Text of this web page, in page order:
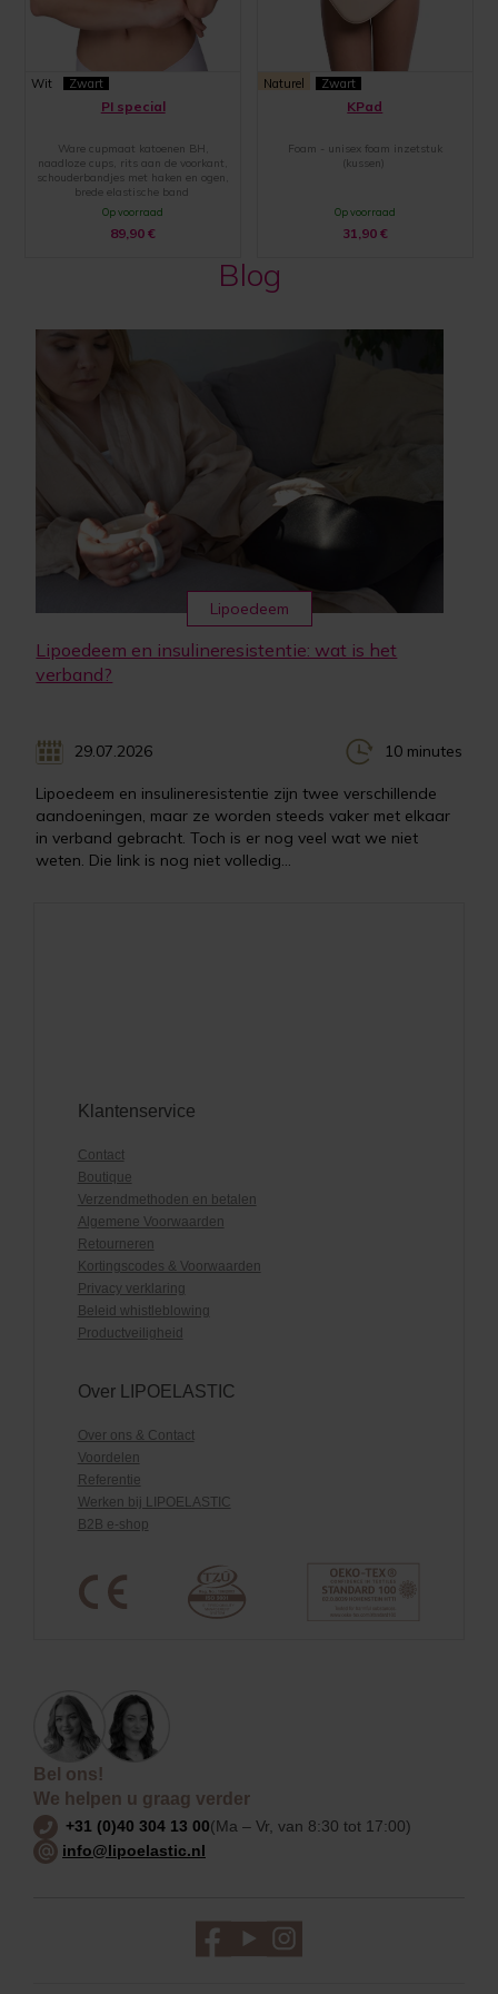
Wit Zwart
PI special
Ware cupmaat katoenen BH,
naadloze cups, rits aan de voorkant,
schouderbandjes met haken en ogen,
brede elastische band
Op voorraad
89,90€
Naturel Zwart
KPad
Foam - unisex foam inzetstuk
(kussen)
Op voorraad
31,90 €
Blog
Lipoedeem
Lipoedeem en insulineresistentie: wat is het
verband?
29.07.2026 10 minutes
Lipoedeem en insulineresistentie zijn twee verschillende
aandoeningen, maar ze worden steeds vaker met elkaar
in verband gebracht. Toch is er nog veel wat we niet
weten. Die link is nog niet volledig...
Klantenservice
Contact
Boutique
Verzendmethoden en betalen
Algemene Voorwaarden
Retourneren
Kortingscodes & Voorwaarden
Privacy verklaring
Beleid whistleblowing
Productveiligheid
Over LIPOELASTIC
Over ons & Contact
Voordelen
Referentie
Werken bij LIPOELASTIC
B2B e-shop
Bel ons!
We helpen u graag verder
+31 (0)40 304 13 00(Ma – Vr, van 8:30 tot 17:00)
info@lipoelastic.nl